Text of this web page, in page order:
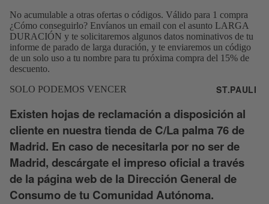
ST.PAULI
No acumulable a otras ofertas o códigos. Válido para 1 compra
¿Cómo conseguirlo? Envíanos un email con el asunto LARGA
DURACIÓN y te solicitaremos algunos datos nominativos de tu
informe de parado de larga duración, y te enviaremos un código
de un solo uso a tu nombre para tu próxima compra del 15% de
descuento.
SOLO PODEMOS VENCER
Existen hojas de reclamación a disposición al
cliente en nuestra tienda de C/La palma 76 de
Madrid. En caso de necesitarla por no ser de
Madrid, descárgate el impreso oficial a través
de la página web de la Dirección General de
Consumo de tu Comunidad Autónoma.